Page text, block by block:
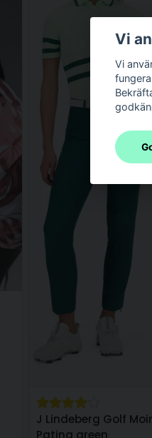
J Lindeberg Golf
Patina green
Vi
Vi